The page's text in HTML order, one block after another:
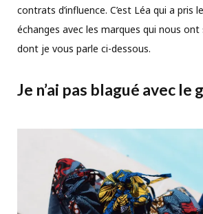
contrats d’influence. C’est Léa qui a pris
échanges avec les marques qui nous
dont je vous parle ci-dessous.
Je n’ai pas blagué avec le